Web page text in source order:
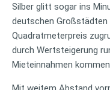
Silber glitt sogar ins
deutschen
Quadratmeterpreis
durch Wertsteigerung
Mieteinnahmen